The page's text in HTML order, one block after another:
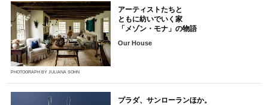
PHOTOGRAPH BY JULIANA SOHN
アーティストたちと
ともに紡いでいく家
「メゾン・モナ」の物語
Our House
プラダ、サンローランほか。